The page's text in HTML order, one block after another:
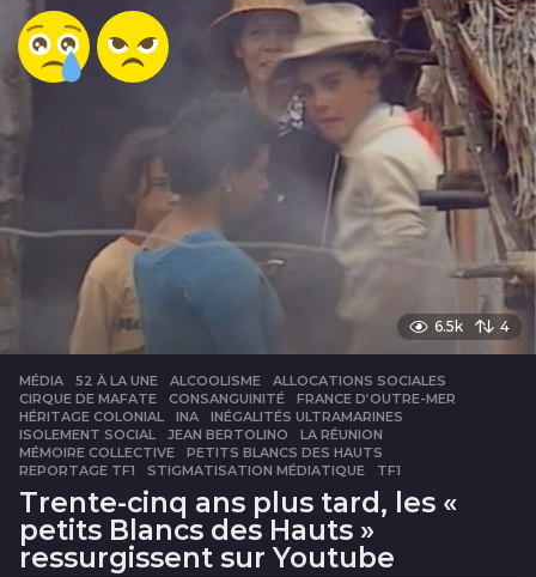
6.5k 4
MÉDIA 52 À LA UNE ,ALCOOLISME ,ALLOCATIONS SOCIALES
CIRQUE DE MAFATE
,CONSANGUINITÉ ,FRANCE D’OUTRE-MER
HÉRITAGE COLONIAL
,INA ,INÉGALITÉS ULTRAMARINES
ISOLEMENT SOCIAL
,JEAN BERTOLINO ,LA RÉUNION
MÉMOIRE COLLECTIVE
,PETITS BLANCS DES HAUTS
REPORTAGE TF1
,STIGMATISATION MÉDIATIQUE ,TF1
Trente-cinq ans plus tard, les «
petits Blancs des Hauts »
ressurgissent sur Youtube